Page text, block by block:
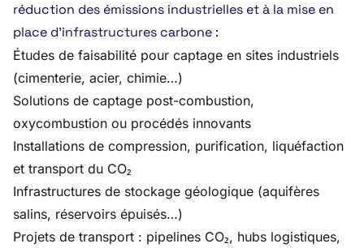
réduction des émissions industrielles et à la mise en
place d’infrastructures carbone :
Études de faisabilité pour captage en sites industriels
(cimenterie, acier, chimie…)
Solutions de captage post-combustion,
oxycombustion ou procédés innovants
Installations de compression, purification, liquéfaction
et transport du CO₂
Infrastructures de stockage géologique (aquifères
salins, réservoirs épuisés…)
Projets de transport : pipelines CO₂, hubs logistiques,